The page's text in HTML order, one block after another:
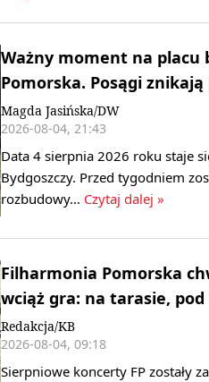
Ważny moment na placu
Pomorska. Posągi znikają
Magda Jasińska/DW
2026-08-04, 21:43
Data 4 sierpnia 2026 roku staje
Bydgoszczy. Przed tygodniem
rozbudowy… Czytaj dalej »
Filharmonia Pomorska
wciąż gra: na tarasie,
Redakcja/KB
2026-08-04, 09:18
Sierpniowe koncerty FP zostały